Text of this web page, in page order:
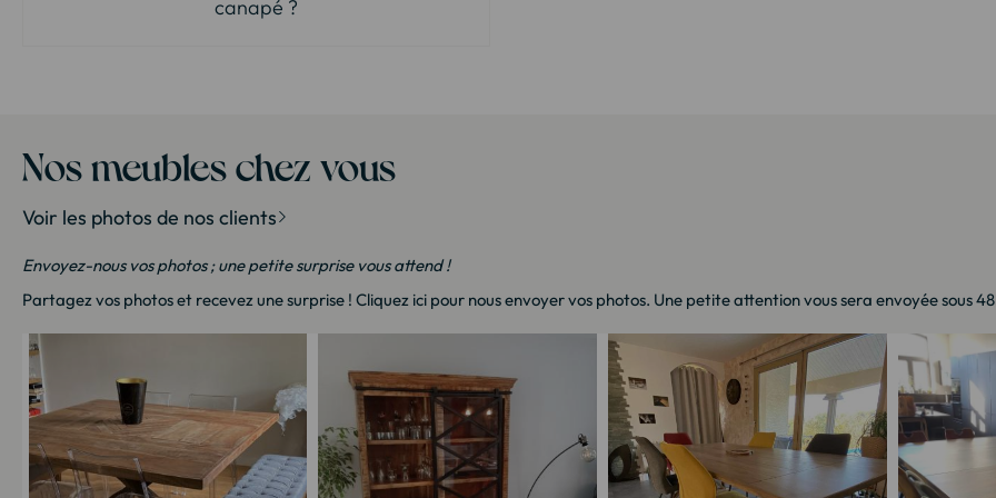
canapé ?
Nos meubles chez vous
Voir les photos de nos clients
Envoyez-nous vos photos ; une petite surprise vous attend !
Partagez vos photos et recevez une surprise ! Cliquez ici pour nous envoyer vos photos. Une petite attention vous sera envoyée sous